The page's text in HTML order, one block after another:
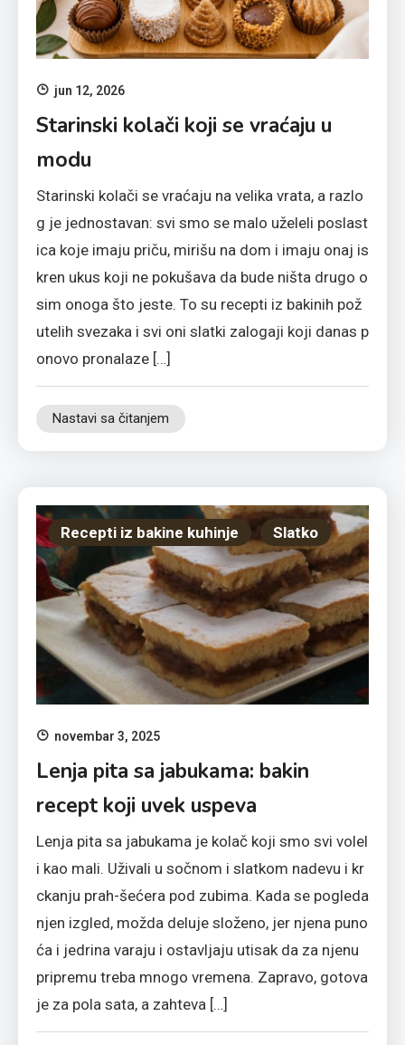
jun 12, 2026
Starinski kolači koji se vraćaju u
modu
Starinski kolači se vraćaju na velika vrata, a razlo
g je jednostavan: svi smo se malo uželeli poslast
ica koje imaju priču, mirišu na dom i imaju onaj is
kren ukus koji ne pokušava da bude ništa drugo o
sim onoga što jeste. To su recepti iz bakinih pož
utelih svezaka i svi oni slatki zalogaji koji danas p
onovo pronalaze […]
Nastavi sa čitanjem
Recepti iz bakine kuhinje Slatko
novembar 3, 2025
Lenja pita sa jabukama: bakin
recept koji uvek uspeva
Lenja pita sa jabukama je kolač koji smo svi volel
i kao mali. Uživali u sočnom i slatkom nadevu i kr
ckanju prah-šećera pod zubima. Kada se pogleda
njen izgled, možda deluje složeno, jer njena puno
ća i jedrina varaju i ostavljaju utisak da za njenu
pripremu treba mnogo vremena. Zapravo, gotova
je za pola sata, a zahteva […]